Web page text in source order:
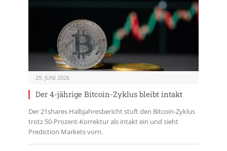
29. JUNI 2026
Der 4-jährige Bitcoin-Zyklus bleibt intakt
Der 21shares Halbjahresbericht stuft den Bitcoin-Zyklus
trotz 50-Prozent-Korrektur als intakt ein und sieht
Prediction Markets vorn.